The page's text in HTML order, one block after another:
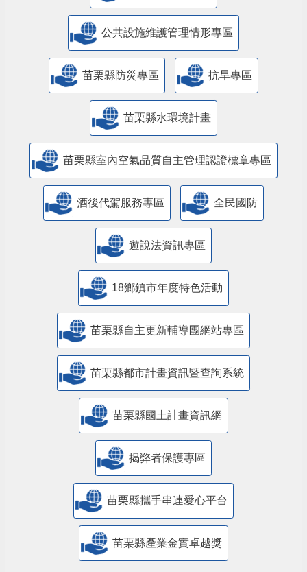
​公共設施維護管理情形專區
苗栗縣防災專區 抗旱專區
苗栗縣水環境計畫
苗栗縣室內空氣品質自主管理認證標章專區
酒後代駕服務專區 全民國防
遊說法資訊專區
18鄉鎮市年度特色活動
苗栗縣自主更新輔導團網站專區
苗栗縣都市計畫資訊暨查詢系統
苗栗縣國土計畫資訊網
揭弊者保護專區
苗栗縣攜手串連愛心平台
苗栗縣產業金實卓越獎